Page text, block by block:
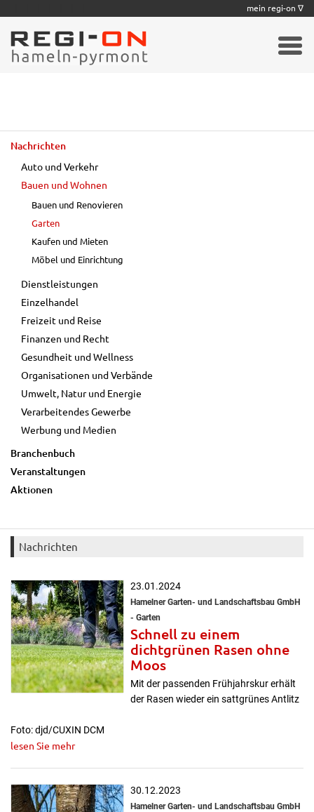
Nachrichten
Auto und Verkehr
Bauen und Wohnen
Bauen und Renovieren
Garten
Kaufen und Mieten
Möbel und Einrichtung
Dienstleistungen
Einzelhandel
Freizeit und Reise
Finanzen und Recht
Gesundheit und Wellness
Organisationen und Verbände
Umwelt, Natur und Energie
Verarbeitendes Gewerbe
Werbung und Medien
Branchenbuch
Veranstaltungen
Aktionen
Nachrichten
23.01.2024
Hamelner Garten- und Landschaftsbau GmbH
- Garten
Schnell zu einem
dichtgrünen Rasen ohne
Moos
Mit der passenden Frühjahrskur erhält
der Rasen wieder ein sattgrünes Antlitz
Foto: djd/CUXIN DCM
lesen Sie mehr
30.12.2023
Hamelner Garten- und Landschaftsbau GmbH
mein regi-on ∇